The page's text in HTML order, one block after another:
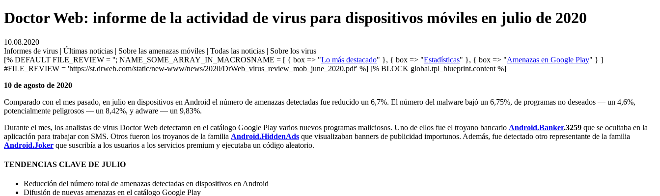
Doctor Web: informe de la actividad de virus para dispositivos móviles en julio de 2020
10.08.2020
Informes de virus | Últimas noticias | Sobre las amenazas móviles | Todas las noticias | Sobre los virus
[% DEFAULT FILE_REVIEW = ''; NAME_SOME_ARRAY_IN_MACROSNAME = [ { box => "Lo más destacado" }, { box => "Estadísticas" }, { box => "Amenazas en Google Play" } ]
#FILE_REVIEW = 'https://st.drweb.com/static/new-www/news/2020/DrWeb_virus_review_mob_june_2020.pdf' %] [% BLOCK global.tpl_blueprint.content %]
10 de agosto de 2020
Comparado con el mes pasado, en julio en dispositivos en Android el número de amenazas detectadas fue reducido un 6,7%. El número del malware bajó un 6,75%, de programas no deseados — un 4,6%,
potencialmente peligrosos — un 8,42%, y adware — un 9,83%.
Durante el mes, los analistas de virus Doctor Web detectaron en el catálogo Google Play varios nuevos programas maliciosos. Uno de ellos fue el troyano bancario Android.Banker.3259 que se ocultaba en la
aplicación para trabajar con SMS. Otros fueron los troyanos de la familia Android.HiddenAds que visualizaban banners de publicidad importunos. Además, fue detectado otro representante de la familia
Android.Joker que suscribía a los usuarios a los servicios premium y ejecutaba un código aleatorio.
TENDENCIAS CLAVE DE JULIO
Reducción del número total de amenazas detectadas en dispositivos en Android
Difusión de nuevas amenazas en el catálogo Google Play